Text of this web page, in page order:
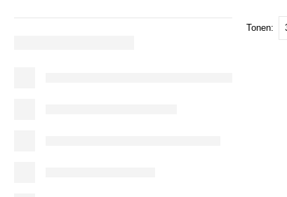
Tonen: